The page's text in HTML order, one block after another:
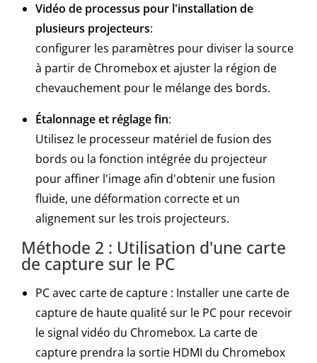
Vidéo de processus pour l'installation de
plusieurs projecteurs:
configurer les paramètres pour diviser la source
à partir de Chromebox et ajuster la région de
chevauchement pour le mélange des bords.
Étalonnage et réglage fin:
Utilisez le processeur matériel de fusion des
bords ou la fonction intégrée du projecteur
pour affiner l'image afin d'obtenir une fusion
fluide, une déformation correcte et un
alignement sur les trois projecteurs.
Méthode 2 : Utilisation d'une carte
de capture sur le PC
PC avec carte de capture : Installer une carte de
capture de haute qualité sur le PC pour recevoir
le signal vidéo du Chromebox. La carte de
capture prendra la sortie HDMI du Chromebox